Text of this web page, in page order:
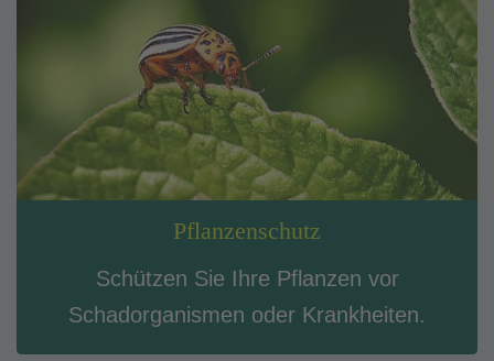
Pflanzenschutz
Schützen Sie Ihre Pflanzen vor
Schadorganismen oder Krankheiten.